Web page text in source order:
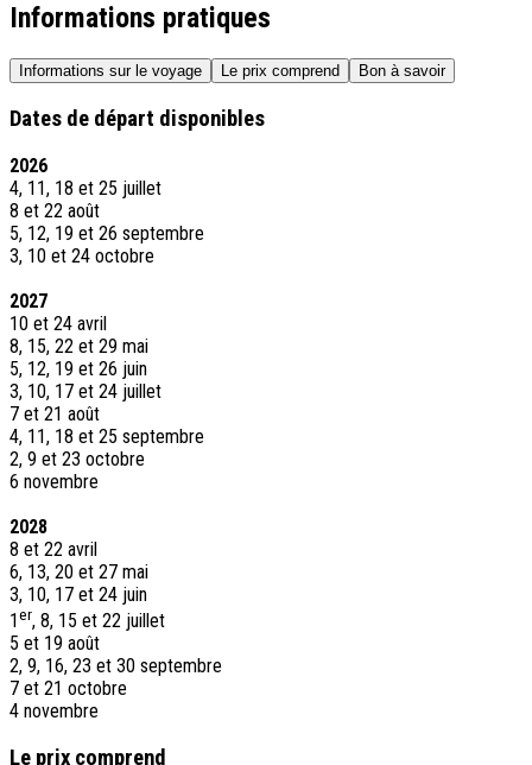
Informations pratiques
Informations sur le voyage Le prix comprend Bon à savoir
Dates de départ disponibles
2026
4, 11, 18 et 25 juillet
8 et 22 août
5, 12, 19 et 26 septembre
3, 10 et 24 octobre
2027
10 et 24 avril
8, 15, 22 et 29 mai
5, 12, 19 et 26 juin
3, 10, 17 et 24 juillet
7 et 21 août
4, 11, 18 et 25 septembre
2, 9 et 23 octobre
6 novembre
2028
8 et 22 avril
6, 13, 20 et 27 mai
3, 10, 17 et 24 juin
1er, 8, 15 et 22 juillet
5 et 19 août
2, 9, 16, 23 et 30 septembre
7 et 21 octobre
4 novembre
Le prix comprend